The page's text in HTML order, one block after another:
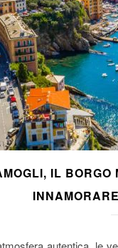
IL BORGO